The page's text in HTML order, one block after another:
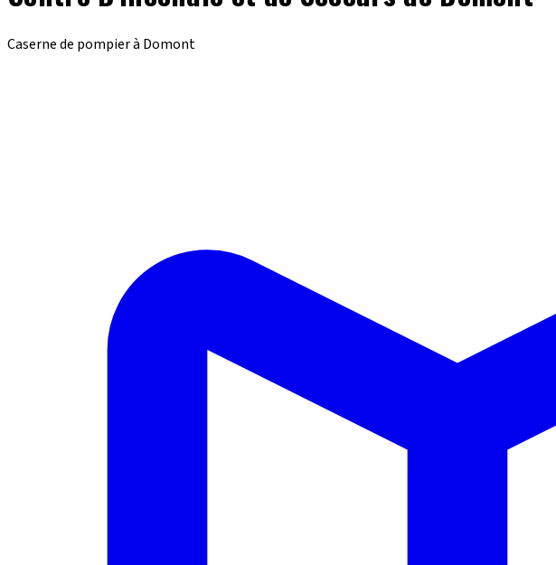
Caserne de pompier à Domont